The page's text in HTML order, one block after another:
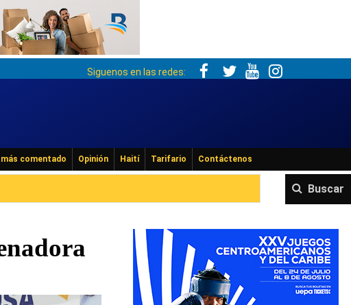
Siguenos en las redes:
más comentado Opinión Haití Tarifario Contáctenos
Buscar